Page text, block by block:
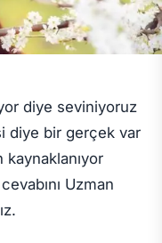
diye seviniyoruz
diye bir gerçek var
Uzman